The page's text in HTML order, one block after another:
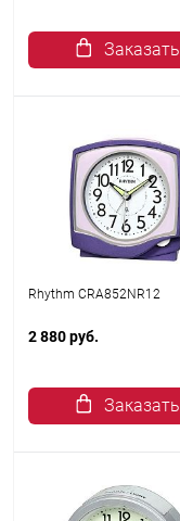
Заказать
Rhythm CRA852NR12
2 880 руб.
Заказать